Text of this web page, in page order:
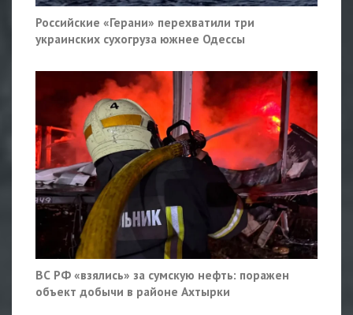
Российские «Герани» перехватили три
украинских сухогруза южнее Одессы
ВС РФ «взялись» за сумскую нефть: поражен
объект добычи в районе Ахтырки